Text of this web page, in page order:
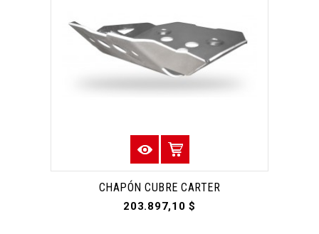
CHAPÓN CUBRE CARTER
203.897,10 $